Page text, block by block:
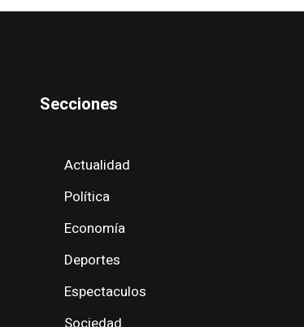
Secciones
Actualidad
Política
Economía
Deportes
Espectaculos